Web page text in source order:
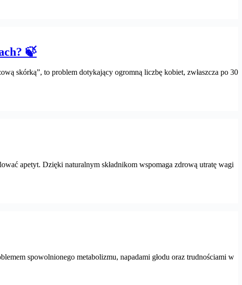
🍃
skórką”, to problem dotykający ogromną liczbę kobiet, zwłaszcza po 30
apetyt. Dzięki naturalnym składnikom wspomaga zdrową utratę wagi
spowolnionego metabolizmu, napadami głodu oraz trudnościami w